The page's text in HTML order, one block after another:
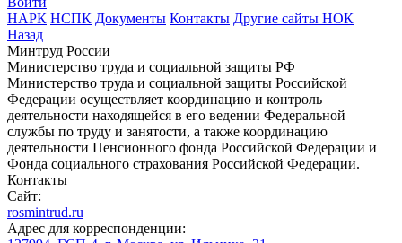
НАРК НСПК Документы Контакты Другие сайты НОК
Назад
Минтруд России
Министерство труда и социальной защиты РФ
Министерство труда и социальной защиты Российской
Федерации осуществляет координацию и контроль
деятельности находящейся в его ведении Федеральной
службы по труду и занятости, а также координацию
деятельности Пенсионного фонда Российской Федерации и
Фонда социального страхования Российской Федерации.
Контакты
Сайт:
rosmintrud.ru
Адрес для корреспонденции: